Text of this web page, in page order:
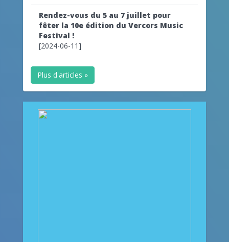
Rendez-vous du 5 au 7 juillet pour
fêter la 10e édition du Vercors Music
Festival !
[2024-06-11]
Plus d'articles »